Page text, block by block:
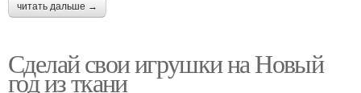
читать дальше →
Сделай свои игрушки на Новый
год из ткани